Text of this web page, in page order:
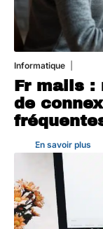
Informatique
Fr mails
de
En savoir plus